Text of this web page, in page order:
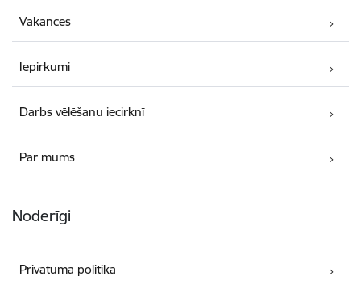
Vakances
Iepirkumi
Darbs vēlēšanu iecirknī
Par mums
Noderīgi
Privātuma politika